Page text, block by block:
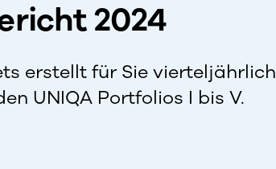
2024
erstellt für Sie vierteljährlich
UNIQA Portfolios I bis V.